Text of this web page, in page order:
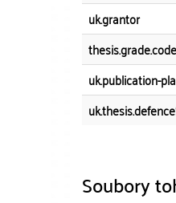
uk.grantor
thesis.grade.code
uk.publication-
Soubory